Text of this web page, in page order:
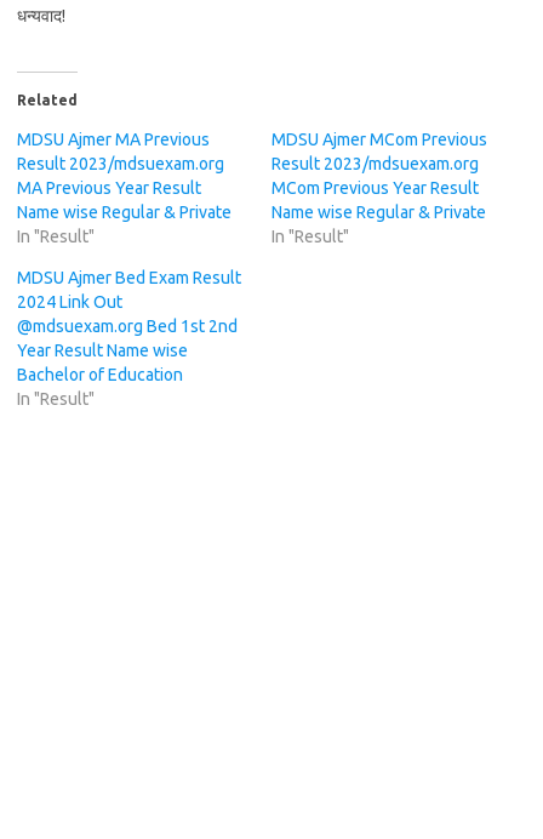
धन्यवाद!
Related
MDSU Ajmer MA Previous
Result 2023/mdsuexam.org
MA Previous Year Result
Name wise Regular & Private
In "Result"
MDSU Ajmer MCom Previous
Result 2023/mdsuexam.org
MCom Previous Year Result
Name wise Regular & Private
In "Result"
MDSU Ajmer Bed Exam Result
2024 Link Out
@mdsuexam.org Bed 1st 2nd
Year Result Name wise
Bachelor of Education
In "Result"